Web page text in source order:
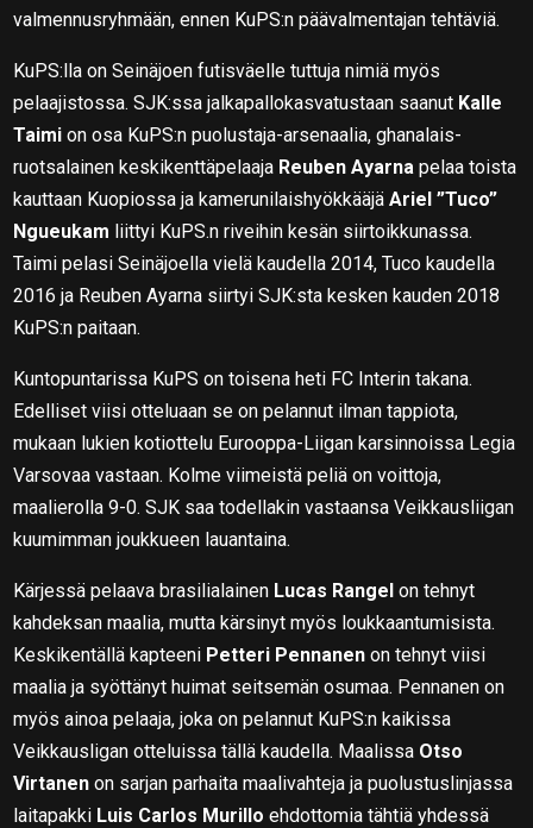
valmennusryhmään, ennen KuPS:n päävalmentajan tehtäviä.
KuPS:lla on Seinäjoen futisväelle tuttuja nimiä myös
pelaajistossa. SJK:ssa jalkapallokasvatustaan saanut Kalle
Taimion osa KuPS:n puolustaja-arsenaalia, ghanalais-
ruotsalainen keskikenttäpelaaja Reuben Ayarna pelaa toista
kauttaan Kuopiossa ja kamerunilaishyökkääjäAriel ”Tuco”
Ngueukam liittyi KuPS.n riveihin kesän siirtoikkunassa.
Taimi pelasi Seinäjoella vielä kaudella 2014, Tuco kaudella
2016 ja Reuben Ayarna siirtyi SJK:sta kesken kauden 2018
KuPS:n paitaan.
Kuntopuntarissa KuPS on toisena heti FC Interin takana.
Edelliset viisi otteluaan se on pelannut ilman tappiota,
mukaan lukien kotiottelu Eurooppa-Liigan karsinnoissa Legia
Varsovaa vastaan. Kolme viimeistä peliä on voittoja,
maalierolla 9-0. SJK saa todellakin vastaansa Veikkausliigan
kuumimman joukkueen lauantaina.
Kärjessä pelaava brasilialainen Lucas Rangel on tehnyt
kahdeksan maalia, mutta kärsinyt myös loukkaantumisista.
Keskikentällä kapteeni Petteri Pennanen on tehnyt viisi
maalia ja syöttänyt huimat seitsemän osumaa. Pennanen on
myös ainoa pelaaja, joka on pelannut KuPS:n kaikissa
Veikkausligan otteluissa tällä kaudella. Maalissa Otso
Virtanen on sarjan parhaita maalivahteja ja puolustuslinjassa
laitapakki Luis Carlos Murillo ehdottomia tähtiä yhdessä